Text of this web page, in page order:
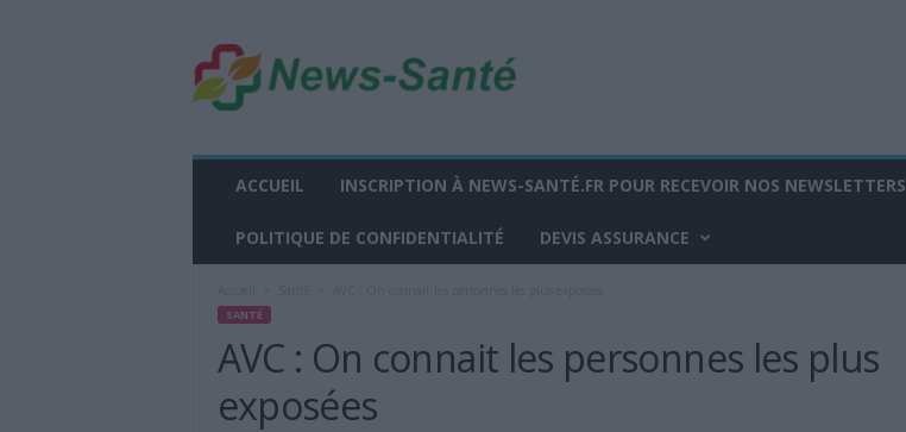
w
s
ACCUEIL INSCRIPTION À NEWS-SANTÉ.FR POUR RECEVOIR NOS NEWSLETTERS
POLITIQUE DE CONFIDENTIALITÉ DEVIS ASSURANCE
SANTÉ
AVC : On connait les personnes les plus
exposées